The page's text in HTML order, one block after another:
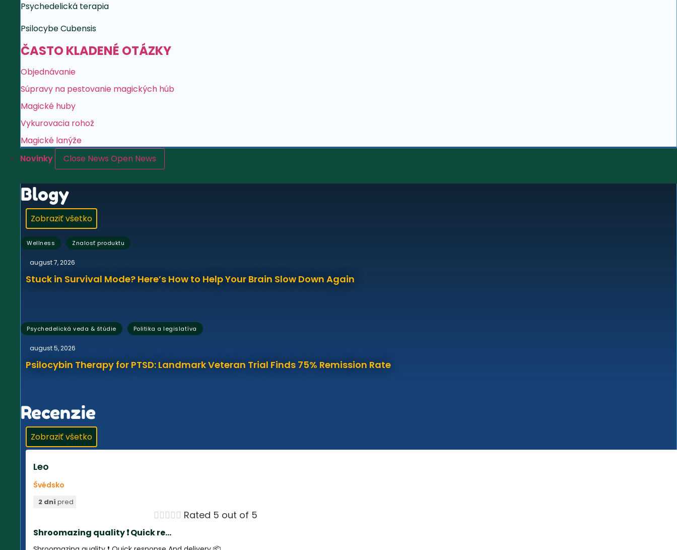
Psychedelická terapia
Psilocybe Cubensis
ČASTO KLADENÉ OTÁZKY
Objednávanie
Súpravy na pestovanie magických húb
Magické huby
Vykurovacia rohož
Magické lanýže
Novinky
Close News Open News
Blogy
Zobraziť všetko
Wellness , Znalosť produktu
august 7, 2026
Stuck in Survival Mode? Here’s How to Help Your Brain Slow Down Again
Psychedelická veda & štúdie , Politika a legislatíva
august 5, 2026
Psilocybin Therapy for PTSD: Landmark Veteran Trial Finds 75% Remission Rate
Recenzie
Zobraziť všetko
Leo
Švédsko
2 dní pred
 Rated 5 out of 5
Shroomazing quality ❗️ Quick re...